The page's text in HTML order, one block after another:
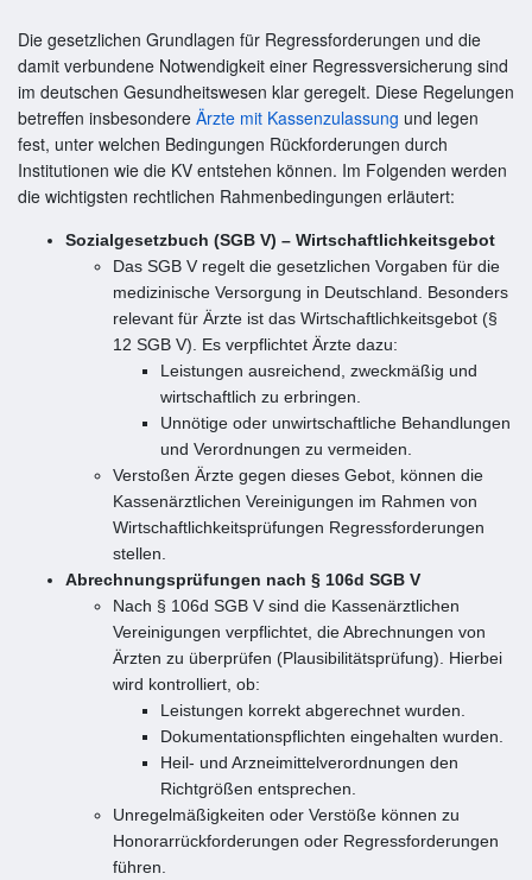
Die gesetzlichen Grundlagen für Regressforderungen und die
damit verbundene Notwendigkeit einer Regressversicherung sind
im deutschen Gesundheitswesen klar geregelt. Diese Regelungen
betreffen insbesondere Ärzte mit Kassenzulassung und legen
fest, unter welchen Bedingungen Rückforderungen durch
Institutionen wie die KV entstehen können. Im Folgenden werden
die wichtigsten rechtlichen Rahmenbedingungen erläutert:
Sozialgesetzbuch (SGB V) – Wirtschaftlichkeitsgebot
Das SGB V regelt die gesetzlichen Vorgaben für die
medizinische Versorgung in Deutschland. Besonders
relevant für Ärzte ist das Wirtschaftlichkeitsgebot (§
12 SGB V). Es verpflichtet Ärzte dazu:
Leistungen ausreichend, zweckmäßig und
wirtschaftlich zu erbringen.
Unnötige oder unwirtschaftliche Behandlungen
und Verordnungen zu vermeiden.
Verstoßen Ärzte gegen dieses Gebot, können die
Kassenärztlichen Vereinigungen im Rahmen von
Wirtschaftlichkeitsprüfungen Regressforderungen
stellen.
Abrechnungsprüfungen nach § 106d SGB V
Nach § 106d SGB V sind die Kassenärztlichen
Vereinigungen verpflichtet, die Abrechnungen von
Ärzten zu überprüfen (Plausibilitätsprüfung). Hierbei
wird kontrolliert, ob:
Leistungen korrekt abgerechnet wurden.
Dokumentationspflichten eingehalten wurden.
Heil- und Arzneimittelverordnungen den
Richtgrößen entsprechen.
Unregelmäßigkeiten oder Verstöße können zu
Honorarrückforderungen oder Regressforderungen
führen.